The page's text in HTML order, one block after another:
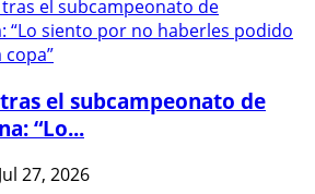
el subcampeonato de
“Lo...
Jul 27, 2026